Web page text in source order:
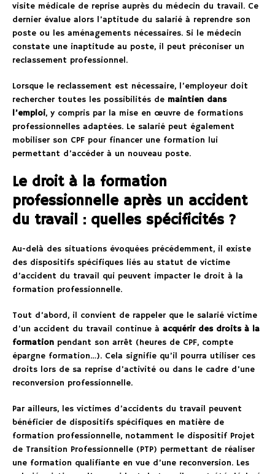
visite médicale de reprise auprès du médecin du travail. Ce
dernier évalue alors l’aptitude du salarié à reprendre son
poste ou les aménagements nécessaires. Si le médecin
constate une inaptitude au poste, il peut préconiser un
reclassement professionnel.
Lorsque le reclassement est nécessaire, l’employeur doit
rechercher toutes les possibilités de maintien dans
l’emploi, y compris par la mise en œuvre de formations
professionnelles adaptées. Le salarié peut également
mobiliser son CPF pour financer une formation lui
permettant d’accéder à un nouveau poste.
Le droit à la formation
professionnelle après un accident
du travail : quelles spécificités ?
Au-delà des situations évoquées précédemment, il existe
des dispositifs spécifiques liés au statut de victime
d’accident du travail qui peuvent impacter le droit à la
formation professionnelle.
Tout d’abord, il convient de rappeler que le salarié victime
d’un accident du travail continue à acquérir des droits à la
formation pendant son arrêt (heures de CPF, compte
épargne formation…). Cela signifie qu’il pourra utiliser ces
droits lors de sa reprise d’activité ou dans le cadre d’une
reconversion professionnelle.
Par ailleurs, les victimes d’accidents du travail peuvent
bénéficier de dispositifs spécifiques en matière de
formation professionnelle, notamment le dispositif Projet
de Transition Professionnelle (PTP) permettant de réaliser
une formation qualifiante en vue d’une reconversion. Les